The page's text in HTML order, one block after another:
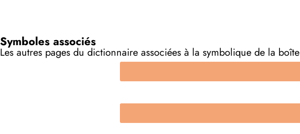
Symboles associés
Les autres pages du dictionnaire associées à la symbolique de la boîte